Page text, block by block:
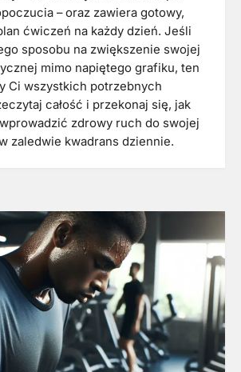
– oraz zawiera gotowy,
ćwiczeń na każdy dzień. Jeśli
sposobu na zwiększenie swojej
mimo napiętego grafiku, ten
Ci wszystkich potrzebnych
całość i przekonaj się, jak
zdrowy ruch do swojej
zaledwie kwadrans dziennie.